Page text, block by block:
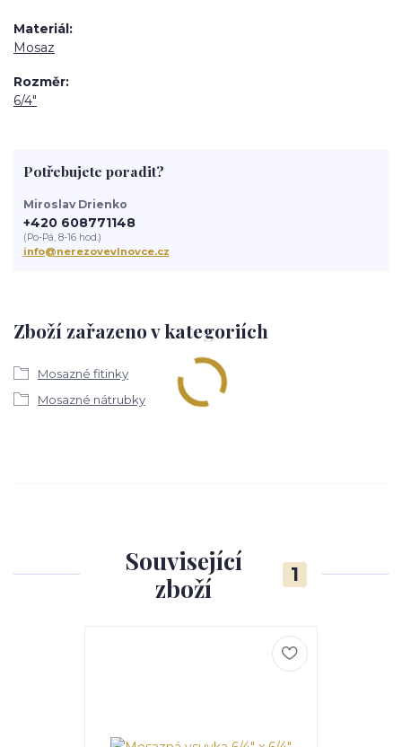
Materiál
Mosaz
Rozměr
6/4"
Zboží zařazeno v kategoriích
Mosazné fitinky
Mosazné nátrubky
Potřebujete poradit?
Miroslav Drienko
+420 608771148
(Po-Pá, 8-16 hod.)
info@nerezovevlnovce.cz
Související
zboží
1